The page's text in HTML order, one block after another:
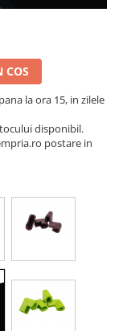
COS
la ora 15, in zilele
disponibil.
postare in